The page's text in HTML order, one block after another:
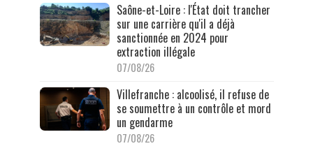
Saône-et-Loire : l'État doit trancher
sur une carrière qu'il a déjà
sanctionnée en 2024 pour
extraction illégale
07/08/26
Villefranche : alcoolisé, il refuse de
se soumettre à un contrôle et mord
un gendarme
07/08/26